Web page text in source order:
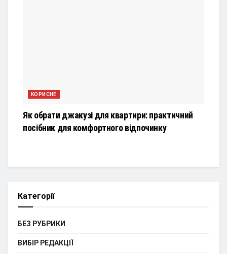
КОРИСНЕ
Як обрати джакузі для квартири: практичний
посібник для комфортного відпочинку
Категорії
БЕЗ РУБРИКИ
ВИБІР РЕДАКЦІЇ